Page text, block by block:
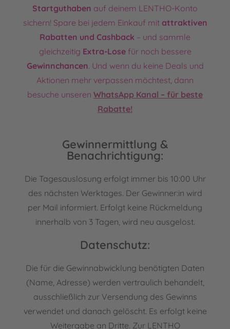
Startguthaben auf deinem LENTHO-Konto
sichern! Spare bei jedem Einkauf mit attraktiven
Rabatten und Cashback – und sammle
gleichzeitig Extra-Losefür noch bessere
Gewinnchancen. Und wenn du keine Deals und
Aktionen mehr verpassen möchtest, dann
besuche unseren WhatsApp Kanal – für beste
Rabatte!
Gewinnermittlung &
Benachrichtigung:
Die Tagesauslosung erfolgt immer bis 10:00 Uhr
des nächsten Werktages. Der Gewinner:in wird
per Mail informiert. Erfolgt keine Rückmeldung
innerhalb von 3 Tagen, wird neu ausgelost.
Datenschutz:
Die für die Gewinnabwicklung benötigten Daten
(Name, Adresse) werden vertraulich behandelt,
ausschließlich zur Versendung des Gewinns
verwendet und danach gelöscht. Es erfolgt keine
Weitergabe an Dritte. Zur LENTHO